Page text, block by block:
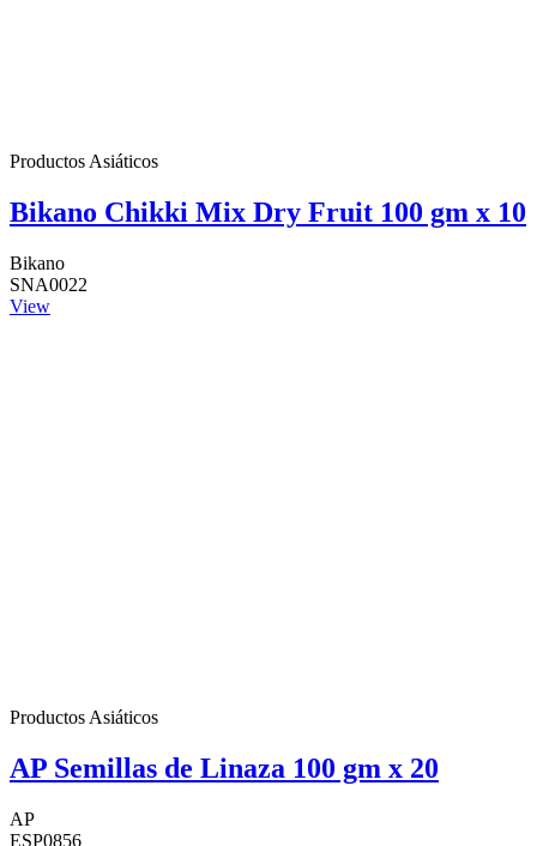
Productos Asiáticos
Bikano Chikki Mix Dry Fruit 100 gm x 10
Bikano
SNA0022
View
Productos Asiáticos
AP Semillas de Linaza 100 gm x 20
AP
ESP0856